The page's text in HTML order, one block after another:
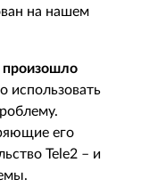
на нашем
произошло
использовать
его
Tele2 – и